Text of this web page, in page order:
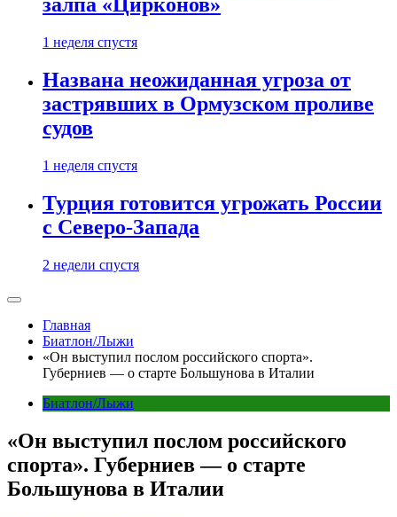
залпа «Цирконов»
1 неделя спустя
Названа неожиданная угроза от
застрявших в Ормузском проливе
судов
1 неделя спустя
Турция готовится угрожать России
с Северо-Запада
2 недели спустя
Главная
Биатлон/Лыжи
«Он выступил послом российского спорта».
Губерниев — о старте Большунова в Италии
Биатлон/Лыжи
«Он выступил послом российского
спорта». Губерниев — о старте
Большунова в Италии